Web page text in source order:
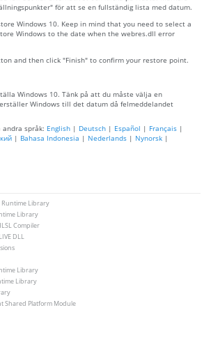
för att se en fullständig lista med datum.
Windows 10. Keep in mind that you need to select a
Windows to the date when the webres.dll error
and then click "Finish" to confirm your restore point.
Windows 10. Tänk på att du måste välja en
Windows till det datum då felmeddelandet
andra språk: English | Deutsch | Español | Français |
| Bahasa Indonesia | Nederlands | Nynorsk |
Runtime Library
Library
Compiler
DLL
Library
Library
Shared Platform Module